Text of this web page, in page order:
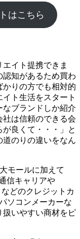
はこちら
イト提携できま
知があるため買わ
りの方でも相対的
ト生活をスタート
なブランドしか紹介
は信頼のできる会
良くて・・・」と
のりの違いをなん
モールに加えて
信キャリアや
どのクレジットカ
ソコンメーカーな
扱いやすい商材をピ